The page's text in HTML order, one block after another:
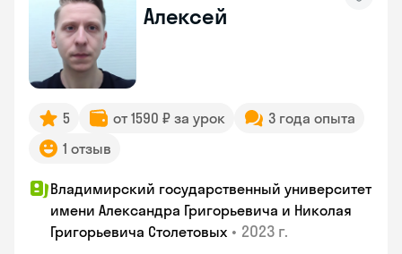
Алексей
5 от 1590 ₽ за урок
3 года опыта
1 отзыв
Владимирский государственный университет
имени Александра Григорьевича и Николая
Григорьевича Столетовых • 2023 г.